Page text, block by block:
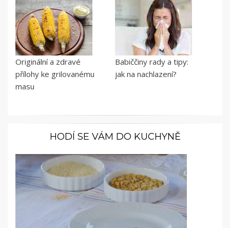
Originální a zdravé
přílohy ke grilovanému
masu
Babiččiny rady a tipy:
jak na nachlazení?
HODÍ SE VÁM DO KUCHYNĚ